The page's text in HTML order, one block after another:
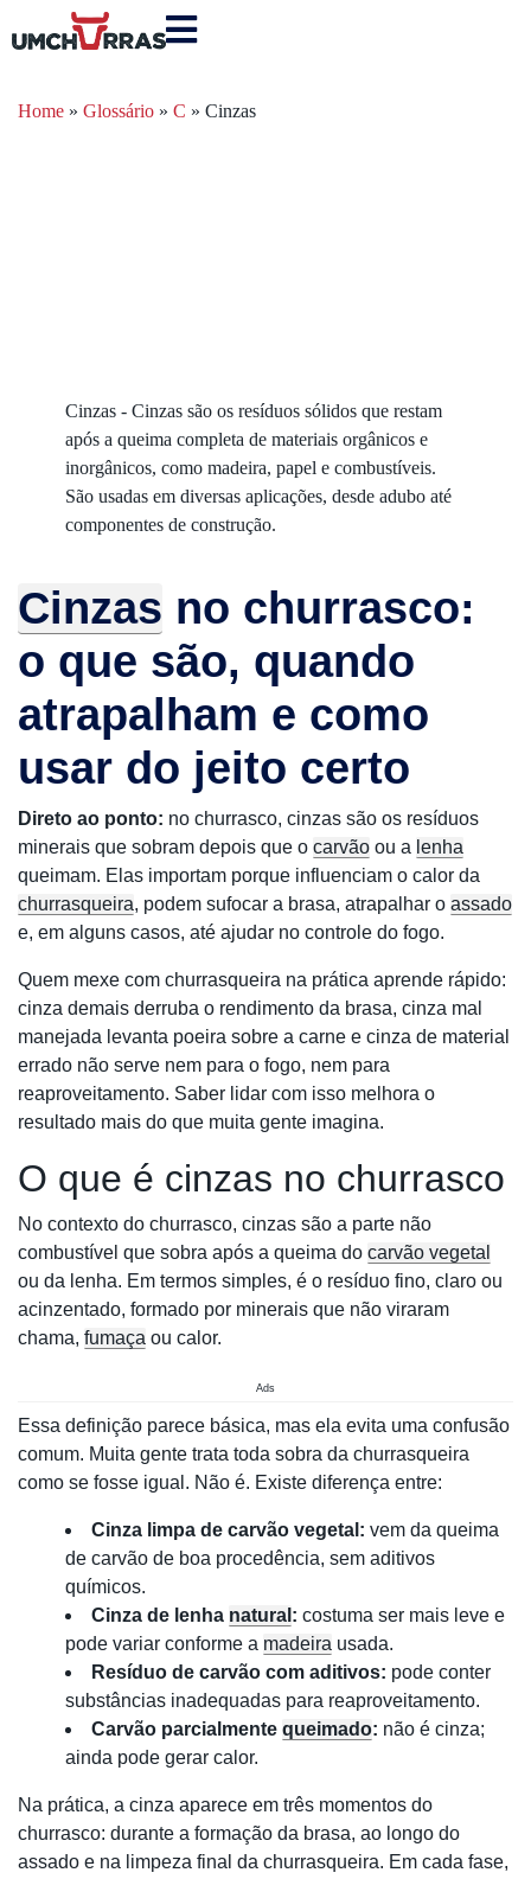
Home » Glossário » C » Cinzas
Cinzas - Cinzas são os resíduos sólidos que restam
após a queima completa de materiais orgânicos e
inorgânicos, como madeira, papel e combustíveis.
São usadas em diversas aplicações, desde adubo até
componentes de construção.
Cinzas no churrasco:
o que são, quando
atrapalham e como
usar do jeito certo
Direto ao ponto: no churrasco, cinzas são os resíduos
minerais que sobram depois que o carvão ou a lenha
queimam. Elas importam porque influenciam o calor da
churrasqueira, podem sufocar a brasa, atrapalhar o assado
e, em alguns casos, até ajudar no controle do fogo.
Quem mexe com churrasqueira na prática aprende rápido:
cinza demais derruba o rendimento da brasa, cinza mal
manejada levanta poeira sobre a carne e cinza de material
errado não serve nem para o fogo, nem para
reaproveitamento. Saber lidar com isso melhora o
resultado mais do que muita gente imagina.
O que é cinzas no churrasco
No contexto do churrasco, cinzas são a parte não
combustível que sobra após a queima do carvão vegetal
ou da lenha. Em termos simples, é o resíduo fino, claro ou
acinzentado, formado por minerais que não viraram
chama, fumaça ou calor.
Ads
Essa definição parece básica, mas ela evita uma confusão
comum. Muita gente trata toda sobra da churrasqueira
como se fosse igual. Não é. Existe diferença entre:
Cinza limpa de carvão vegetal: vem da queima
de carvão de boa procedência, sem aditivos
químicos.
Cinza de lenha natural : costuma ser mais leve e
pode variar conforme a madeira usada.
Resíduo de carvão com aditivos: pode conter
substâncias inadequadas para reaproveitamento.
Carvão parcialmente queimado: não é cinza;
ainda pode gerar calor.
Na prática, a cinza aparece em três momentos do
churrasco: durante a formação da brasa, ao longo do
assado e na limpeza final da churrasqueira. Em cada fase,